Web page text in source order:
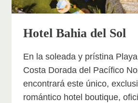
Hotel Bahia del Sol
En la soleada y prístina
Costa Dorada del Pacífico
encontrará este único,
romántico hotel boutique,